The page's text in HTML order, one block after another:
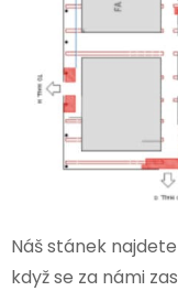
Náš stánek
když se za námi